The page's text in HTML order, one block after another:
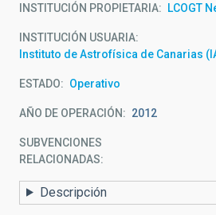
INSTITUCIÓN PROPIETARIA LCOGT
INSTITUCIÓN USUARIA
Instituto de Astrofísica de Canarias
ESTADO Operativo
AÑO DE OPERACIÓN 2012
SUBVENCIONES
RELACIONADAS:
Descripción